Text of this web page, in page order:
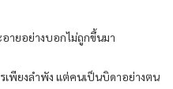
ายอย่างบอกไม่ถูกขึ้นมา
เพียงลำพัง แต่คนเป็นบิดาอย่างตน